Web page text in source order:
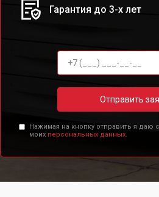
Гарантия до 3-х лет
Отправить
Нажимая на кнопку отправить я даю
моих персональных данных.